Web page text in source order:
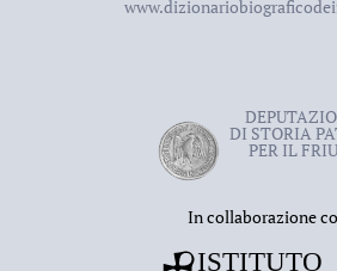
DI STORIA
PER IL
In collaborazione